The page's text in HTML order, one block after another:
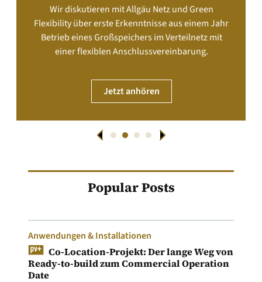
Wir diskutieren mit Allgäu Netz und Green
Flexibility über erste Erkenntnisse aus einem Jahr
Betrieb eines Großspeichers im Verteilnetz mit
einer flexiblen Anschlussvereinbarung.
Jetzt anhören
Popular Posts
Anwendungen & Installationen
Co-Location-Projekt: Der lange Weg von
Ready-to-build zum Commercial Operation
Date